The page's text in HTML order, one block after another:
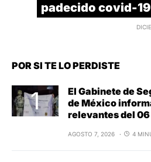
padecido covid-
POR SI TE LO PERDISTE
El Gabinete de
de México
relevantes del
AGOSTO 7, 2026 4